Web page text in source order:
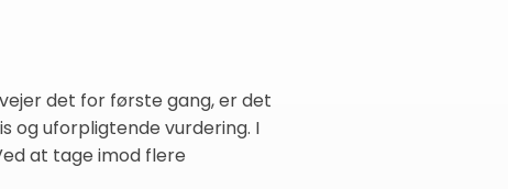
det for første gang, er det
og uforpligtende vurdering. I
at tage imod flere